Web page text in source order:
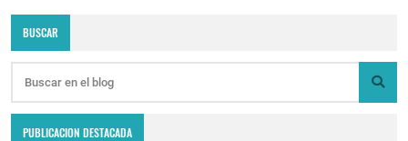
BUSCAR
PUBLICACION DESTACADA